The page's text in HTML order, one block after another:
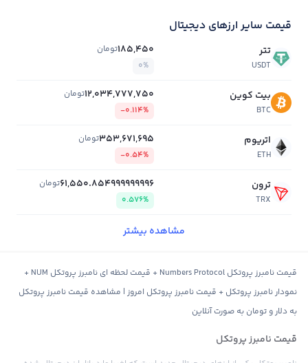
قیمت سایر ارزهای دیجیتال
تتر
USDT
185,450تومان
0%
بیت کوین
BTC
12,034,777,750تومان
-0.114%
اتریوم
ETH
353,671,695تومان
-0.54%
ترون
TRX
61,550.854999999996تومان
0.576%
مشاهده بیشتر
قیمت نامبرز پروتکل Numbers Protocol + قیمت لحظه ای نامبرز پروتکل NUM +
نمودار نامبرز پروتکل + قیمت نامبرز پروتکل امروز | مشاهده قیمت نامبرز پروتکل
به دلار و تومان به صورت آنلاین
قیمت نامبرز پروتکل